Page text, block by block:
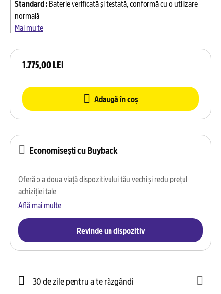
1.775,00 LEI
Adaugă în coș
Standard:Baterie verificată și testată, conformă cu o utilizare
normală
Mai multe
Economisești cu Buyback
Oferă o a doua viață dispozitivului tău vechi și redu prețul
achiziției tale
Află mai multe
Revinde un dispozitiv
30 de zile pentru a te răzgândi